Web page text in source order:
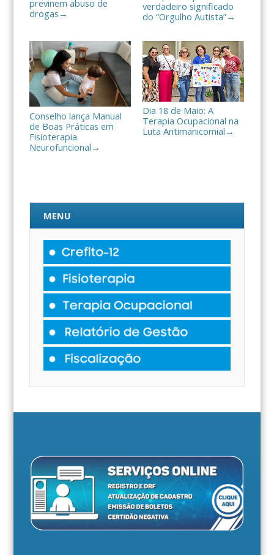
previnem abuso de
drogas →
verdadeiro significado
do “Orgulho Autista”→
Conselho lança Manual
de Boas Práticas em
Fisioterapia
Neurofuncional →
Dia 18 de Maio: A
Terapia Ocupacional na
Luta Antimanicomial →
MENU